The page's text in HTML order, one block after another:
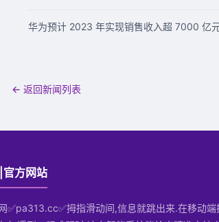
华为预计 2023 年实现销售收入超 7000 亿
← 返回新闻列表
方网站
✅pa313.cc✅拇指滑动间,信息就跳出来.在移动端